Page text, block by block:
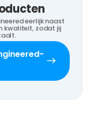
eerlijk naast
kwaliteit, zodat jij